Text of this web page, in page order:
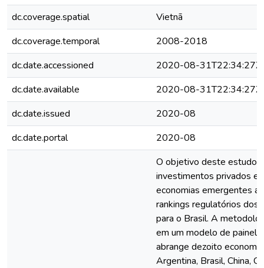
dc.coverage.spatial
Vietnã
dc.coverage.temporal
2008-2018
dc.date.accessioned
2020-08-31T22:34:27Z
dc.date.available
2020-08-31T22:34:27Z
dc.date.issued
2020-08
dc.date.portal
2020-08
O objetivo deste estudo
investimentos privados
economias emergentes a
rankings regulatórios dos
para o Brasil. A
em um modelo de painel
abrange dezoito
Argentina, Brasil, China,